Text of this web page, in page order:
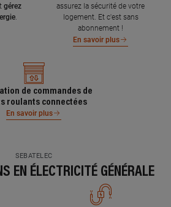
gérez
.
assurez la sécurité de votre
logement. Et c'est sans
abonnement !
En savoir plus
de commandes de
roulants connectées
En savoir plus
SEBATELEC
EN ÉLECTRICITÉ GÉNÉRALE